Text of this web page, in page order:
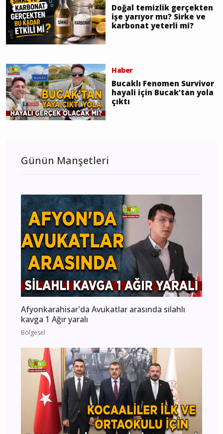
Doğal temizlik gerçekten
işe yarıyor mu? Sirke ve
karbonat yeterli mi?
Haber
Bucaklı Fenomen Survivor
hayali için Bucak’tan yola
çıktı
Günün Manşetleri
Afyonkarahisar'da Avukatlar arasında silahlı
kavga 1 Ağır yaralı
Bölgesel